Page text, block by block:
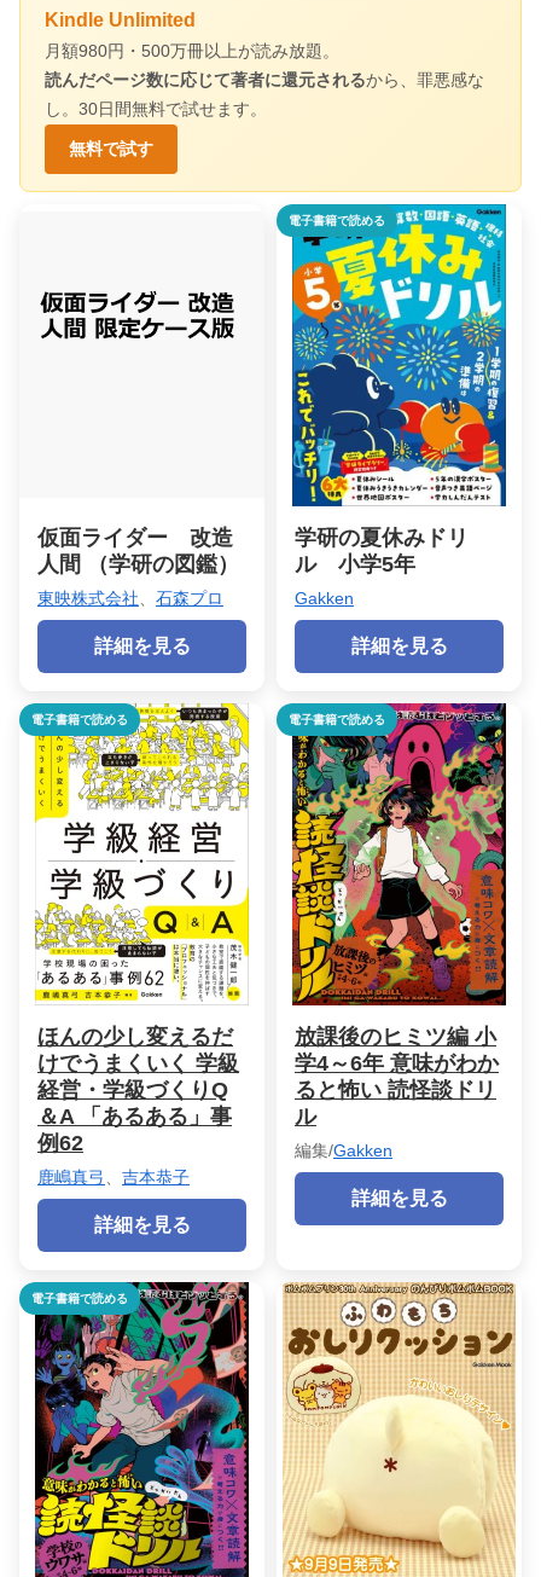
Kindle Unlimited
月額980円・500万冊以上が読み放題。
読んだページ数に応じて著者に還元されるから、罪悪感な
し。30日間無料で試せます。
無料で試す
仮面ライダー 改造
人間 （学研の図鑑）
東映株式会社 石森プロ
詳細を見る
電子書籍で読める
学研の夏休みドリ
ル 小学5年
Gakken
詳細を見る
電子書籍で読める
ほんの少し変えるだ
けでうまくいく 学級
経営・学級づくりQ
＆A 「あるある」事
例62
鹿嶋真弓 吉本恭子
詳細を見る
電子書籍で読める
放課後のヒミツ編 小
学4～6年 意味がわか
ると怖い 読怪談ドリ
ル
編集/Gakken
詳細を見る
電子書籍で読める